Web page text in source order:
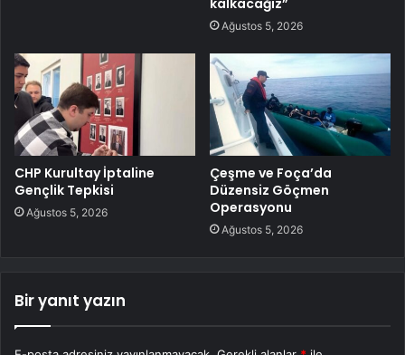
Ağustos 5, 2026
CHP Kurultay İptaline
Gençlik Tepkisi
Ağustos 5, 2026
Çeşme ve Foça’da
Düzensiz Göçmen
Operasyonu
Ağustos 5, 2026
Bir yanıt yazın